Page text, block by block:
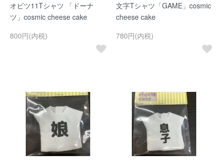
オビツ11Tシャツ 「ドーナ
ツ」cosmic cheese cake
800円(内税)
文字Tシャツ「GAME」cosmic
cheese cake
780円(内税)